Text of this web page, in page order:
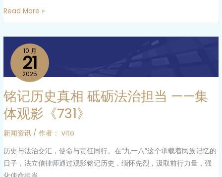
材
非
遗
小
仙
子
妙
之
Read More »
10 月
21
2025
铭记历史真相 砥砺法治担当 ——集
体观影《731》
新闻资讯 / 作者： vito
历史与法治交汇，使命与责任同行。在“九一八”这个承载着民族记忆的
日子，法立信律师通过观影铭记历史，缅怀先烈，汲取前行力量，强
史
真
相
砥
砺
治
担